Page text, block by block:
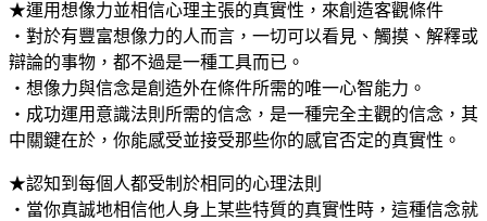
★運用想像力並相信心理主張的真實性，來創造客觀條件
‧對於有豐富想像力的人而言，一切可以看見、觸摸、解釋或
辯論的事物，都不過是一種工具而已。
‧想像力與信念是創造外在條件所需的唯一心智能力。
‧成功運用意識法則所需的信念，是一種完全主觀的信念，其
中關鍵在於，你能感受並接受那些你的感官否定的真實性。
★認知到每個人都受制於相同的心理法則
‧當你真誠地相信他人身上某些特質的真實性時，這種信念就